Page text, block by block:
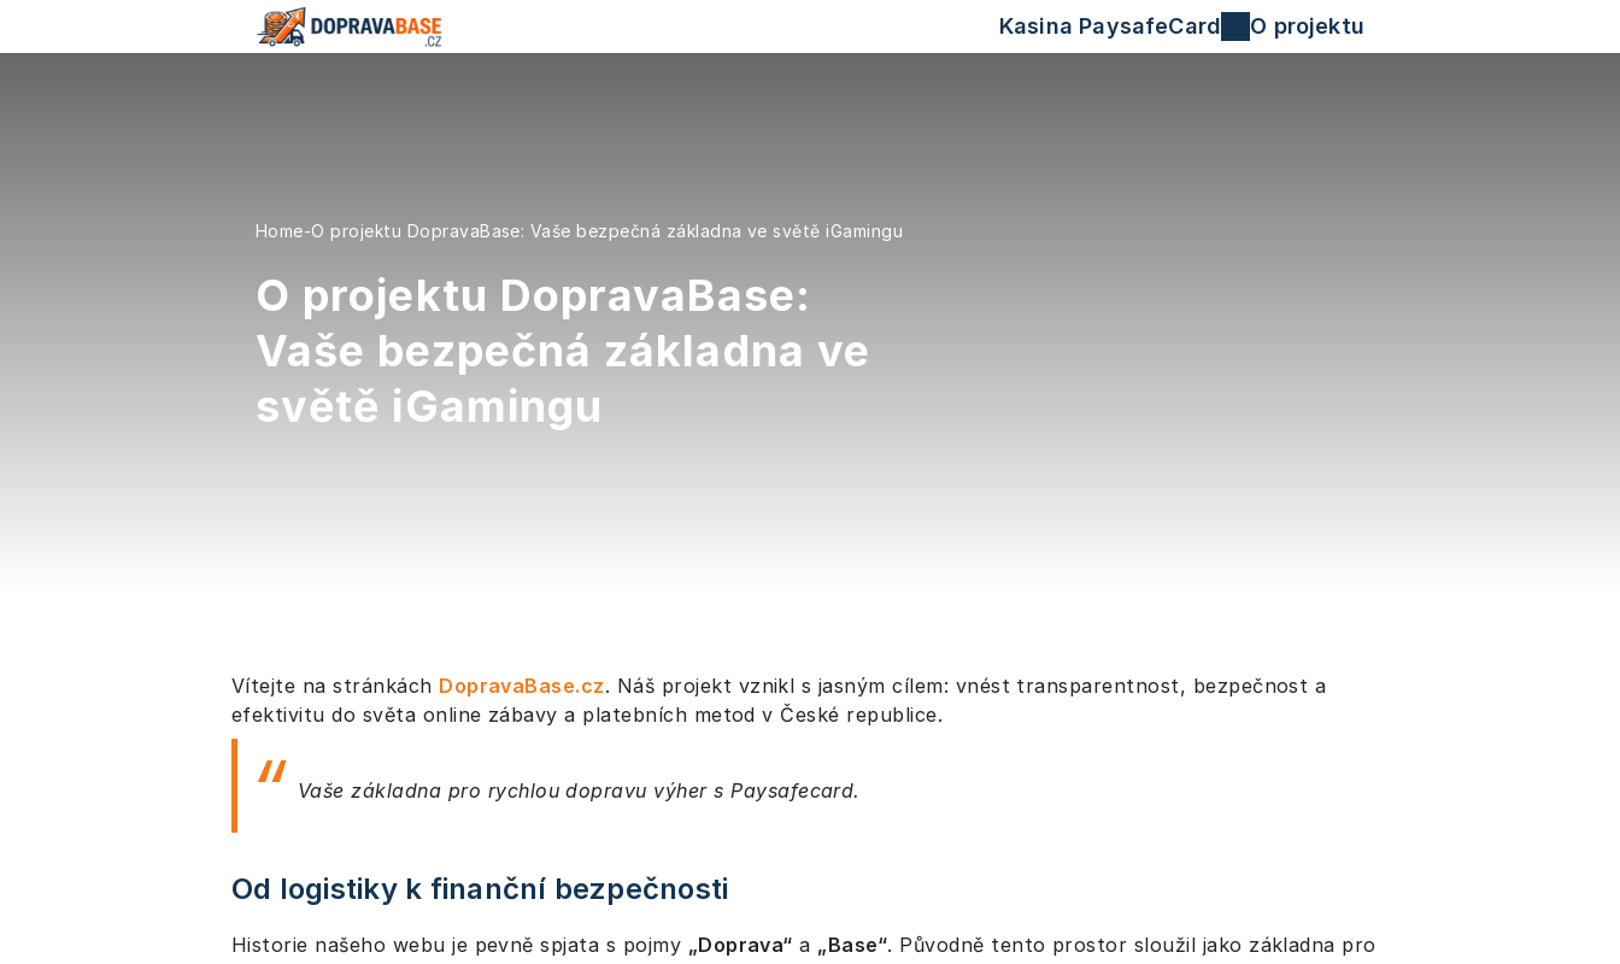
Kasina PaysafeCard O projektu
Home-O projektu DopravaBase: Vaše bezpečná základna ve světě iGamingu
O projektu DopravaBase:
Vaše bezpečná základna ve
světě iGamingu
Vítejte na stránkách DopravaBase.cz. Náš projekt vznikl s jasným cílem: vnést transparentnost, bezpečnost a
efektivitu do světa online zábavy a platebních metod v České republice.
Vaše základna pro rychlou dopravu výher s Paysafecard.
Od logistiky k finanční bezpečnosti
Historie našeho webu je pevně spjata s pojmy „Doprava“ a „Base“. Původně tento prostor sloužil jako základna pro